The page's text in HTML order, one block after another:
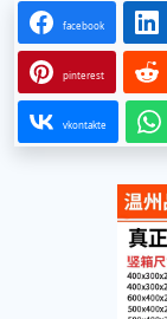
facebook
pinterest
vkontakte